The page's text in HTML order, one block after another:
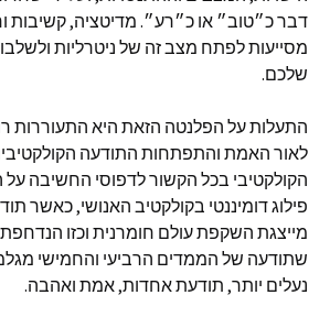
דבר כ״טוב״ או כ״רע״. מדיטציה,קשיבות
מסייעות לפתח מצב זה של ניטרליות ולשלבו
שלכם.
התעלות על הפלנטה הזאת היא התעוררות
לאור האמת והתפתחות התודעה
הקולקטיבי בכל הקשור לדפוסי החשיבה
פילוג דומיננטי בקולקטיב האנושי,כאשר
מייצגת השקפת עולם חומרנית וכזו הנדחפת
שתודעה של הממדים הרביעי והחמישי
נעלים יותר, תודעת אחדות,אמת ואהבה.